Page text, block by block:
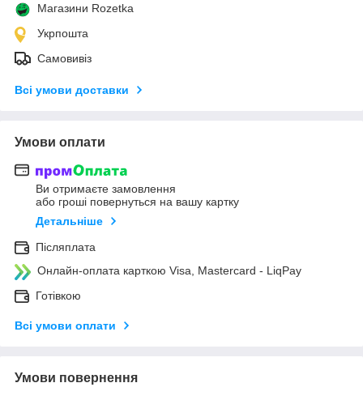
Магазини Rozetka
Укрпошта
Самовивіз
Всі умови доставки
Умови оплати
Ви отримаєте замовлення
або гроші повернуться на вашу картку
Детальніше
Післяплата
Онлайн-оплата карткою Visa, Mastercard - LiqPay
Готівкою
Всі умови оплати
Умови повернення